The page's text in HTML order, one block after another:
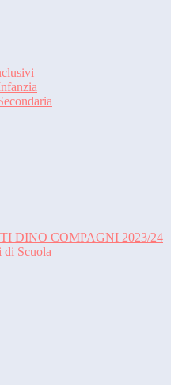
DINO COMPAGNI 2023/24
di Scuola